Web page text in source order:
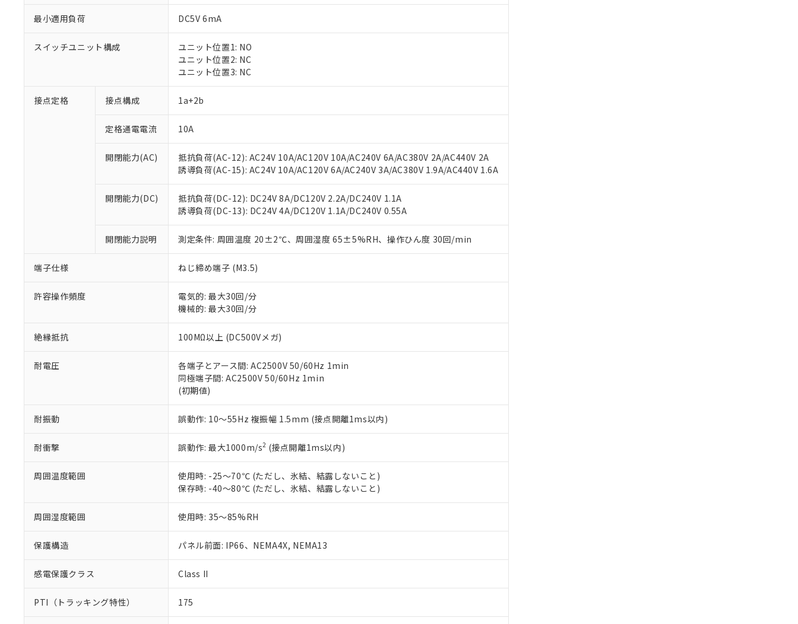
最小適用負荷 DC5V 6mA
スイッチユニット構成
ユニット位置1: NO
ユニット位置2: NC
ユニット位置3: NC
接点定格 接点構成 1a+2b
定格通電電流 10A
開閉能力(AC)
抵抗負荷(AC-12): AC24V 10A/AC120V 10A/AC240V 6A/AC380V 2A/AC440V 2A
誘導負荷(AC-15): AC24V 10A/AC120V 6A/AC240V 3A/AC380V 1.9A/AC440V 1.6A
開閉能力(DC)
抵抗負荷(DC-12): DC24V 8A/DC120V 2.2A/DC240V 1.1A
誘導負荷(DC-13): DC24V 4A/DC120V 1.1A/DC240V 0.55A
開閉能力説明 測定条件: 周囲温度 20±2℃、周囲湿度 65±5%RH、操作ひん度 30回/min
端子仕様 ねじ締め端子 (M3.5)
許容操作頻度
電気的: 最大30回/分
機械的: 最大30回/分
絶縁抵抗 100MΩ以上 (DC500Vメガ)
耐電圧
各端子とアース間: AC2500V 50/60Hz 1min
同極端子間: AC2500V 50/60Hz 1min
(初期値)
耐振動 誤動作: 10～55Hz 複振幅 1.5mm (接点開離1ms以内)
耐衝撃 誤動作: 最大1000m/s2 (接点開離1ms以内)
周囲温度範囲
使用時: -25～70℃ (ただし、氷結、結露しないこと)
保存時: -40～80℃ (ただし、氷結、結露しないこと)
周囲湿度範囲 使用時: 35～85%RH
保護構造 パネル前面: IP66、NEMA4X, NEMA13
感電保護クラス Class II
PTI（トラッキング特性） 175
ご利用条件
以下の条件をお読みいただき、同意のうえご利用ください。
本サービスは、当社制御機器事業取扱商品の当社在庫状況および標準価格(税抜)を提供させていただ
くものです。
当社制御機器事業取扱商品の中には、本サービスの対象外となる商品もあることをご了承ください。
のであり、閲覧された時点での実際の在庫および標準価格とは異なる場合があることをご了承くださ
い。
正式な納期状況および標準価格はお客様のお取引先、またはお客様担当のオムロン制御機器販売店・
当社販売員にご相談ください。
オムロン制御機器販売店や当社販売拠点は「販売ネットワーク
」をご確認ください。
在庫状況および標準価格結果を当社の事前の承諾なく第三者に漏洩または開示しないようお願いしま
マイパーツ機能（部品リスト作成サービス）をご利用いただくには、I-Webメンバーズにご登録され
ている必要があります。
お客様が当ウェブサイト上で当社にご登録された部品リストについて、当社および当社の共同利用者
さい。
※当社の共同利用者とは、"個人情報の共同利用に関して"
の「1.共同利用者の範囲」に記載されて
いる法人を指します。
※1 対応状況
対応済み：EU RoHS指令（10物質）の非含有に対応した製品が提供可能な商品です。
対応予定：EU RoHS指令（10物質）の非含有に対応した製品に切り替える予定のある商品です。
対応予定なし：EU RoHS指令（10物質）の非含有に非対応の商品で、対応品を出す予定はありません。
非該当品：ライセンス料など無形物で、有害物質有無と関係のない商品です。
仕入先様の事情により、非含有部品としていたものが、含有品と判明した場合などやむを得ず変更すること
があります。
*EU RoHS指令（10物質）：
鉛(Pb) 1000ppm以下、 水銀(Hg) 1000ppm以下、 カドミウム(Cd) 100ppm以下、
六価クロム(Cr(Ⅵ)) 1000ppm以下、ポリ臭化ビフェニル類(PBB) 1000ppm以下、ポリ臭化ジフェニルエーテル類(PBDE) 1000ppm以下、
但し、RoHS指令で産業用監視および制御機器に対する適用除外項目は除く。
フタル酸エステル類の４物質については閾値を超える意図的な使用がないことを確認しています。
※2 対応予定月
部品在庫の切り替え状況などにより、予定月が前後することがあります。
※3 非含有証明書ダウンロード
下記の非含有証明書をダウンロードすることができます。
EU RoHS指令（10物質）の非含有証明書
51物質の非含有証明書（当社基準）
※本証明書は発行日時点で非含有を証明するもので、過去に遡って非含有を証明するものではありません。
また、RoHS指令のフタル酸エステル類４物質の対応では、対応完了までの期間は出荷製品に未対応品が
混在することから備考欄に対応日を記載しておりました。
り割愛しております。
※1 中国RoHS○×表
「－」：未確認です。当社販売部門へお問い合わせください。
*中国RoHS10物質の基準値 (GB/T26572)：
Pb(鉛) :1000ppm、 Hg(水銀) : 1000ppm、 Cd(カドミウム) : 100ppm、
Cr(Ⅵ)(六価クロム) : 1000ppm、 PBBs(ポリ臭化ビフェニル類) : 1000ppm、 PBDEs(ポリ臭化ジフェニルエーテル類) : 1000ppm、
DBP(フタル酸ジブチル) : 1000ppm、 DIBP(フタル酸ジイソブチル) : 1000ppm、 BBP(フタル酸ブチルベンジル) : 1000ppm、
DEHP(フタル酸ビス(2-エチルヘキシル)) : 1000ppm
※2 環境保護使用期限
「ｅ」：有害物質（10物質）のすべてが基準値以下であることを示します。
「10」：通常の使用状況下において有害物質が外部に漏えいし、環境に深刻な影響を及ぼさない年数を意
味します。
当社は、これら貴社製品のうち、外国為替および外国貿易法に定める商品（以下｢規制貨物等」とい
う）を輸出または国外への提供する場合は、日本国政府の輸出許可(または役務取引許可)を取得する
当社は規制貨物を破棄する場合は、完全に破砕するなど、違法に輸出されないよう必要な手段を講じ
ます。
当社は貴社製品を、核兵器、ミサイル、化学兵器、生物兵器またはその他武器並びにこれらの製造装
当社は、貴社製品を第三者に販売する場合は、上記1、2および3の内容を当該第三者に通知します。
また当社は、販売先および販売に係わる関係者が違法に輸出するおそれがある場合は、取り引きをい
たしません。
記
号
説明
○ 一定数以上の在庫あり
△ 一定数には満たないが在庫あり
－
在庫なし(最新の在庫状況については、お客様のお取引先、またはお客様担当のオムロン制御
機器販売店・当社販売員にご確認ください)
空
白
受注生産機種、また在庫状況の情報を公開していない機種